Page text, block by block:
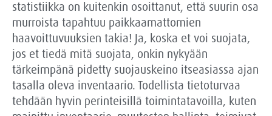
statistiikka on kuitenkin osoittanut, että suurin osa
murroista tapahtuu paikkaamattomien
haavoittuvuuksien takia! Ja, koska et voi suojata,
jos et tiedä mitä suojata, onkin nykyään
tärkeimpänä pidetty suojauskeino itseasiassa ajan
tasalla oleva inventaario. Todellista tietoturvaa
tehdään hyvin perinteisillä toimintatavoilla, kuten